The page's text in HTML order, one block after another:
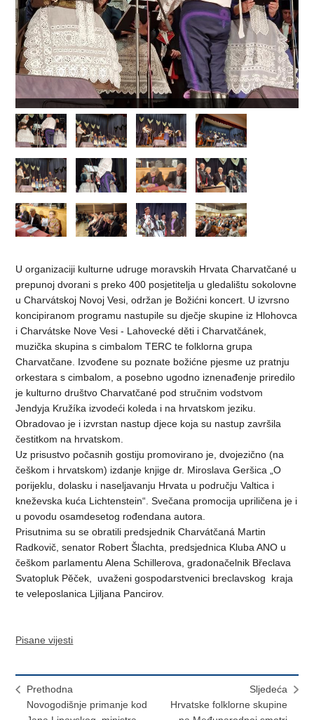
U organizaciji kulturne udruge moravskih Hrvata Charvatčané u
prepunoj dvorani s preko 400 posjetitelja u gledalištu sokolovne
u Charvátskoj Novoj Vesi, održan je Božićni koncert. U izvrsno
koncipiranom programu nastupile su dječje skupine iz Hlohovca
i Charvátske Nove Vesi - Lahovecké děti i Charvatčánek,
muzička skupina s cimbalom TERC te folklorna grupa
Charvatčane. Izvođene su poznate božićne pjesme uz pratnju
orkestara s cimbalom, a posebno ugodno iznenađenje priredilo
je kulturno društvo Charvatčané pod stručnim vodstvom
Jendyja Kružíka izvodeći koleda i na hrvatskom jeziku.
Obradovao je i izvrstan nastup djece koja su nastup završila
čestitkom na hrvatskom.
Uz prisustvo počasnih gostiju promovirano je, dvojezično (na
češkom i hrvatskom) izdanje knjige dr. Miroslava Geršica „O
porijeklu, dolasku i naseljavanju Hrvata u području Valtica i
kneževska kuća Lichtenstein“. Svečana promocija upriličena je i
u povodu osamdesetog rođendana autora.
Prisutnima su se obratili predsjednik Charvátčaná Martin
Radkovič, senator Robert Šlachta, predsjednica Kluba ANO u
češkom parlamentu Alena Schillerova, gradonačelnik Břeclava
Svatopluk Pěček, uvaženi gospodarstvenici breclavskog kraja
te veleposlanica Ljiljana Pancirov.
Pisane vijesti
Prethodna
Novogodišnje primanje kod
Sljedeća
Hrvatske folklorne skupine